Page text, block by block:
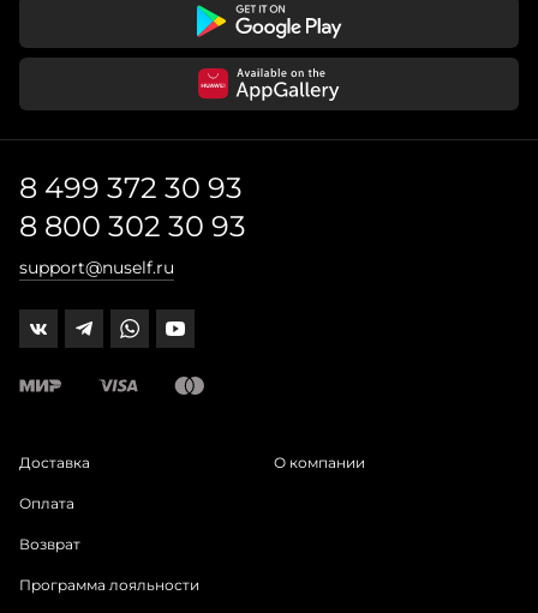
8 499 372 30 93
8 800 302 30 93
support@nuself.ru
Доставка
Оплата
Возврат
Программа лояльности
О компании